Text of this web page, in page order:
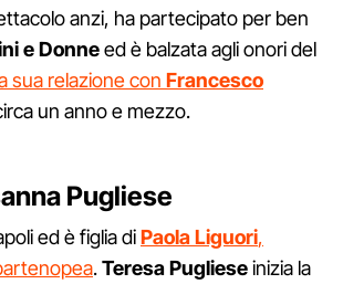
anzi, ha partecipato per ben
e Donneed è balzata agli onori del
sua relazione con Francesco
un anno e mezzo.
Pugliese
ed è figlia diPaola Liguori,
.Teresa Puglieseinizia la